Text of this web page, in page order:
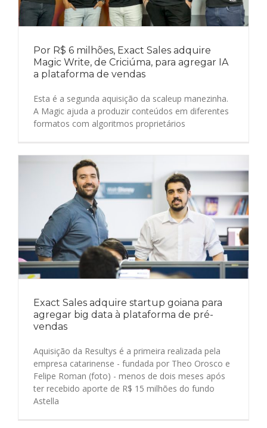
Por R$ 6 milhões, Exact Sales adquire
Magic Write, de Criciúma, para agregar IA
a plataforma de vendas
Esta é a segunda aquisição da scaleup manezinha.
A Magic ajuda a produzir conteúdos em diferentes
formatos com algoritmos proprietários
Exact Sales adquire startup goiana para
agregar big data à plataforma de pré-
vendas
Aquisição da Resultys é a primeira realizada pela
empresa catarinense - fundada por Theo Orosco e
Felipe Roman (foto) - menos de dois meses após
ter recebido aporte de R$ 15 milhões do fundo
Astella